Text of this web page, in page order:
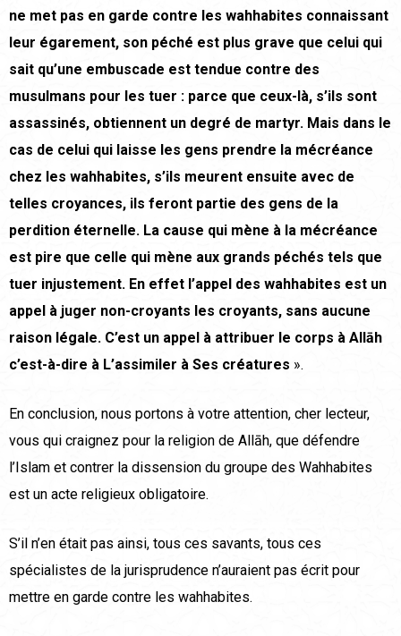
ne met pas en garde contre les wahhabites connaissant
leur égarement, son péché est plus grave que celui qui
sait qu’une embuscade est tendue contre des
musulmans pour les tuer : parce que ceux-là, s’ils sont
assassinés, obtiennent un degré de martyr. Mais dans le
cas de celui qui laisse les gens prendre la mécréance
chez les wahhabites, s’ils meurent ensuite avec de
telles croyances, ils feront partie des gens de la
perdition éternelle. La cause qui mène à la mécréance
est pire que celle qui mène aux grands péchés tels que
tuer injustement. En effet l’appel des wahhabites est un
appel à juger non-croyants les croyants, sans aucune
raison légale. C’est un appel à attribuer le corps à Allāh
c’est-à-dire à L’assimiler à Ses créatures ».
En conclusion, nous portons à votre attention, cher lecteur,
vous qui craignez pour la religion de Allāh, que défendre
l’Islam et contrer la dissension du groupe des Wahhabites
est un acte religieux obligatoire.
S’il n’en était pas ainsi, tous ces savants, tous ces
spécialistes de la jurisprudence n’auraient pas écrit pour
mettre en garde contre les wahhabites.